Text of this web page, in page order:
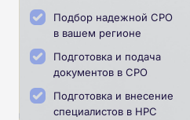
Подбор надежной СРО
в вашем регионе
Подготовка и подача
документов в СРО
Подготовка и внесение
специалистов в НРС